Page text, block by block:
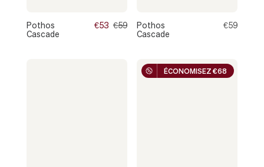
Pothos
Cascade
€53 €59
Pothos
Cascade
€59
ÉCONOMISEZ €68